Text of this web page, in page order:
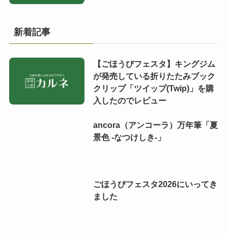
新着記事
【ごほうびフェスタ】キングジム
が発売している折りたたみブック
クリップ「ツイップ(Twip)」を購
入したのでレビュー
ancora（アンコーラ）万年筆「夏
景色 -なつけしき-」
ごほうびフェスタ2026にいってき
ました